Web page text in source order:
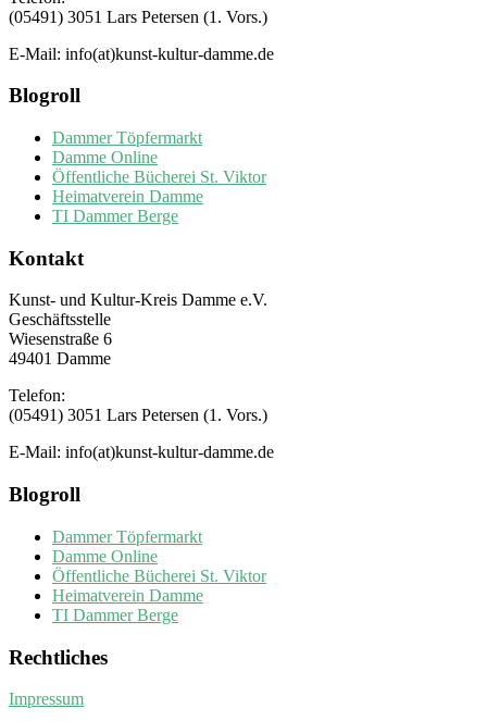
(05491) 3051 Lars Petersen (1. Vors.)
E-Mail: info(at)kunst-kultur-damme.de
Blogroll
Dammer Töpfermarkt
Damme Online
Öffentliche Bücherei St. Viktor
Heimatverein Damme
TI Dammer Berge
Kontakt
Kunst- und Kultur-Kreis Damme e.V.
Geschäftsstelle
Wiesenstraße 6
49401 Damme
Telefon:
(05491) 3051 Lars Petersen (1. Vors.)
E-Mail: info(at)kunst-kultur-damme.de
Blogroll
Dammer Töpfermarkt
Damme Online
Öffentliche Bücherei St. Viktor
Heimatverein Damme
TI Dammer Berge
Rechtliches
Impressum